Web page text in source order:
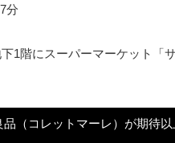
分
1階にスーパーマーケット「
（コレットマーレ）が期待